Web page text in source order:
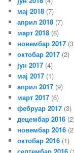
мај 2018 (7)
април 2018 (7)
март 2018 (8)
новембар 2017
октобар 2017 (2)
јун 2017 (4)
мај 2017 (1)
април 2017 (9)
март 2017 (6)
фебруар 2017 (3)
децембар 2016
новембар 2016
октобар 2016 (1)